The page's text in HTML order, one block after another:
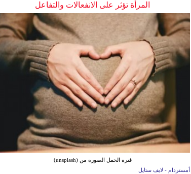
المرأة تؤثر على الانفعالات والتفاعل
فترة الحمل الصورة من (unsplash)
أمستردام - لايف ستايل